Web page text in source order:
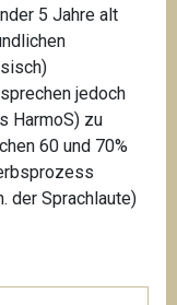
5 Jahre alt
jedoch
HarmoS) zu
60 und 70%
der Sprachlaute)